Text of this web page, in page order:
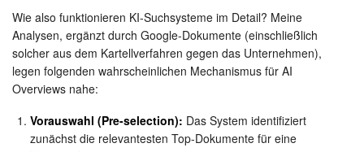
Wie also funktionieren KI-Suchsysteme im Detail? Meine
Analysen, ergänzt durch Google-Dokumente (einschließlich
solcher aus dem Kartellverfahren gegen das Unternehmen),
legen folgenden wahrscheinlichen Mechanismus für AI
Overviews nahe:
Vorauswahl (Pre-selection): Das System identifiziert
zunächst die relevantesten Top-Dokumente für eine